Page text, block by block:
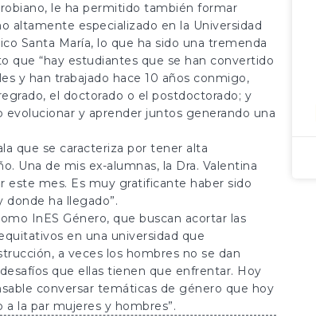
le ha permitido también formar
altamente especializado en la Universidad
Santa María, lo que ha sido una tremenda
que “hay estudiantes que se han convertido
y han trabajado hace 10 años conmigo,
el doctorado o el postdoctorado; y
evolucionar y aprender juntos generando una
que se caracteriza por tener alta
Una de mis ex-alumnas, la Dra. Valentina
este mes. Es muy gratificante haber sido
ha llegado”.
InES Género, que buscan acortar las
en una universidad que
a veces los hombres no se dan
que ellas tienen que enfrentar. Hoy
conversar temáticas de género que hoy
la par mujeres y hombres”.